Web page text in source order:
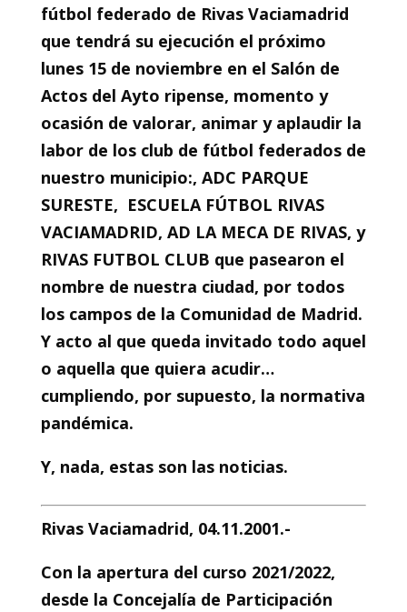
fútbol federado de Rivas Vaciamadrid
que tendrá su ejecución el próximo
lunes 15 de noviembre en el Salón de
Actos del Ayto ripense, momento y
ocasión de valorar, animar y aplaudir la
labor de los club de fútbol federados de
nuestro municipio:, ADC PARQUE
SURESTE, ESCUELA FÚTBOL RIVAS
VACIAMADRID, AD LA MECA DE RIVAS, y
RIVAS FUTBOL CLUB que pasearon el
nombre de nuestra ciudad, por todos
los campos de la Comunidad de Madrid.
Y acto al que queda invitado todo aquel
o aquella que quiera acudir…
cumpliendo, por supuesto, la normativa
pandémica.
Y, nada, estas son las noticias.
Rivas Vaciamadrid, 04.11.2001.-
Con la apertura del curso 2021/2022,
desde la Concejalía de Participación